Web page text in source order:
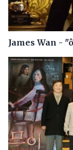
James Wan -